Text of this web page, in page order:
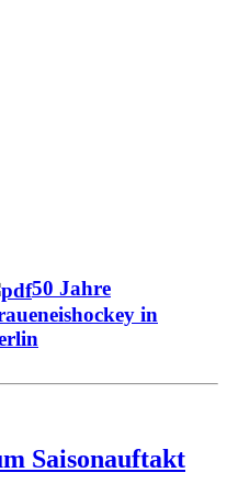
50 Jahre
in
Saisonauftakt